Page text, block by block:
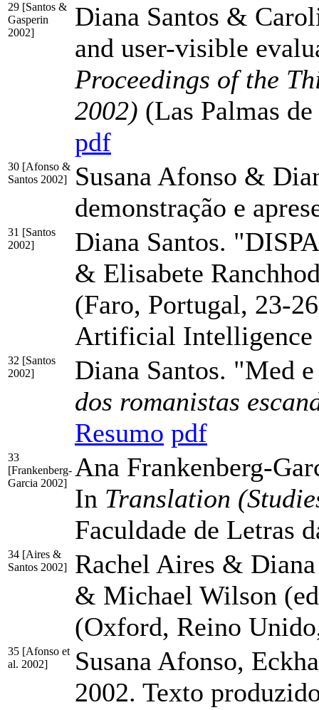
29 [Santos &
Gasperin
2002]
Diana Santos &
and user-visible
Proceedings of the
2002) (Las Palmas
pdf
30 [Afonso &
Santos 2002]
Susana Afonso &
demonstração e
31 [Santos
2002]
Diana Santos.
& Elisabete
(Faro, Portugal, 23-
Artificial
32 [Santos
2002]
Diana Santos. "Med
dos romanistas
Resumo pdf
33
[Frankenberg-
Garcia 2002]
Ana Frankenberg-
In Translation
Faculdade de Letras
34 [Aires &
Santos 2002]
Rachel Aires &
& Michael Wilson
(Oxford, Reino
35 [Afonso et
al. 2002]
Susana Afonso,
2002. Texto